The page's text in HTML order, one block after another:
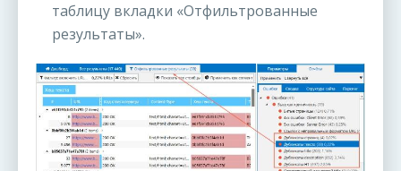
таблицу вкладки «Отфильтрованные
результаты».